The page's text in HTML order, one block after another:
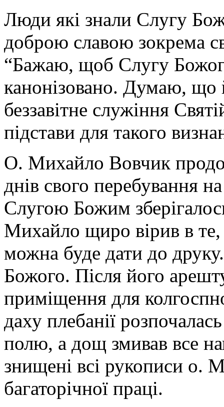
Люди які знали Слугу
доброю славою зокрема
“Бажаю, щоб Слугу
канонізовано. Думаю, що
беззавітне служіння
підстави для такого
О. Михайло Вовчик
днів свого перебування
Слугою Божим
Михайло щиро вірив в
можна буде дати до
Божого. Після його
приміщення для
даху плебанії
полю, а дощ змивав все
знищені всі рукописи о.
багаторічної праці.